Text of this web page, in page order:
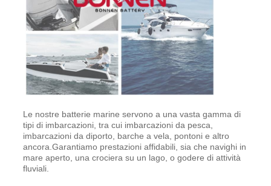
Le nostre batterie marine servono a una vasta gamma di
tipi di imbarcazioni, tra cui imbarcazioni da pesca,
imbarcazioni da diporto, barche a vela, pontoni e altro
ancora.Garantiamo prestazioni affidabili, sia che navighi in
mare aperto, una crociera su un lago, o godere di attività
fluviali.